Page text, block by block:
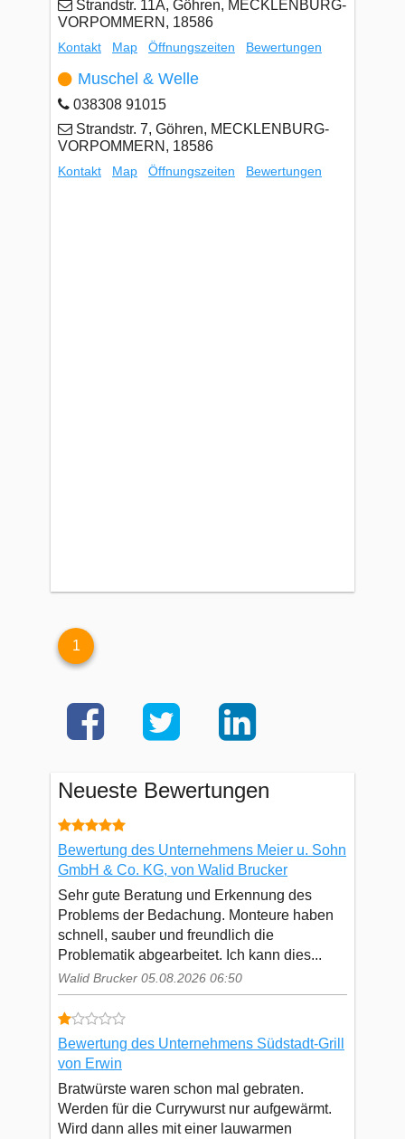
Strandstr. 11A, Göhren, MECKLENBURG-
VORPOMMERN, 18586
Kontakt Map Öffnungszeiten Bewertungen
Muschel & Welle
038308 91015
Strandstr. 7, Göhren, MECKLENBURG-
VORPOMMERN, 18586
Kontakt Map Öffnungszeiten Bewertungen
1
Neueste Bewertungen
Bewertung des Unternehmens Meier u. Sohn
GmbH & Co. KG, von Walid Brucker
Sehr gute Beratung und Erkennung des
Problems der Bedachung. Monteure haben
schnell, sauber und freundlich die
Problematik abgearbeitet. Ich kann dies...
Walid Brucker 05.08.2026 06:50
Bewertung des Unternehmens Südstadt-Grill
von Erwin
Bratwürste waren schon mal gebraten.
Werden für die Currywurst nur aufgewärmt.
Wird dann alles mit einer lauwarmen